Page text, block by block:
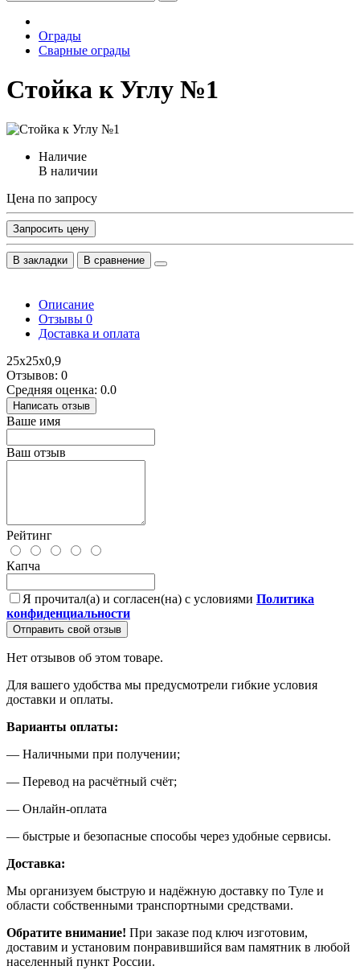
Ограды
Сварные ограды
Стойка к Углу №1
Наличие
В наличии
Цена по запросу
Запросить цену
В закладки В сравнение
Описание
Отзывы 0
Доставка и оплата
25х25х0,9
Отзывов: 0
Средняя оценка: 0.0
Написать отзыв
Ваше имя
Ваш отзыв
Рейтинг
Капча
Я прочитал(а) и согласен(на) с условиями Политика
конфиденциальности
Отправить свой отзыв
Нет отзывов об этом товаре.
Для вашего удобства мы предусмотрели гибкие условия
доставки и оплаты.
Варианты оплаты:
— Наличными при получении;
— Перевод на расчётный счёт;
— Онлайн-оплата
— быстрые и безопасные способы через удобные сервисы.
Доставка:
Мы организуем быструю и надёжную доставку по Туле и
области собственными транспортными средствами.
Обратите внимание! При заказе под ключ изготовим,
доставим и установим понравившийся вам памятник в любой
населенный пункт России.